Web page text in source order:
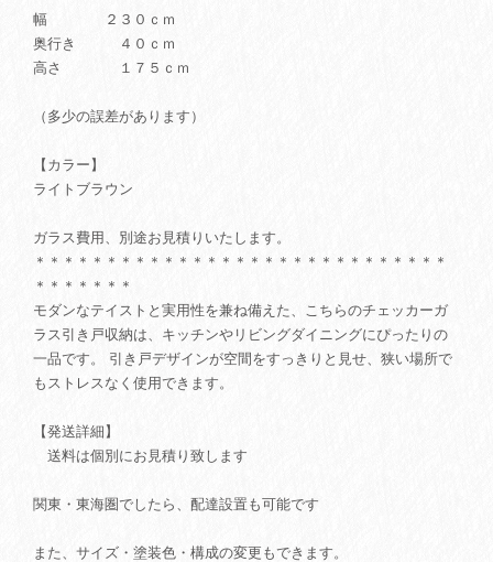
幅 ２３０ｃｍ
奥行き ４０ｃｍ
高さ １７５ｃｍ
（多少の誤差があります）
【カラー】
ライトブラウン
ガラス費用、別途お見積りいたします。
＊＊＊＊＊＊＊＊＊＊＊＊＊＊＊＊＊＊＊＊＊＊＊＊＊＊＊＊＊
＊＊＊＊＊＊＊
モダンなテイストと実用性を兼ね備えた、こちらのチェッカーガ
ラス引き戸収納は、キッチンやリビングダイニングにぴったりの
一品です。 引き戸デザインが空間をすっきりと見せ、狭い場所で
もストレスなく使用できます。
【発送詳細】
送料は個別にお見積り致します
関東・東海圏でしたら、配達設置も可能です
また、サイズ・塗装色・構成の変更もできます。